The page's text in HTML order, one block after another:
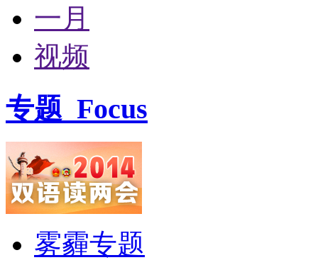
一月
视频
专题 Focus
雾霾专题